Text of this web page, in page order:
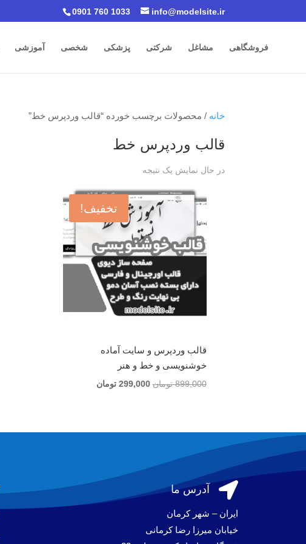
0901 760 1033 info@modelsite.ir
فروشگاهی مشاغل شرکتی پزشکی شخصی آموزشی
خانه / محصولات برچسب خورده “قالب وردپرس خط”
قالب وردپرس خط
در حال نمایش یک نتیجه
تخفیف!
قالب وردپرس و سایت آماده
خوشنویسی و خط و هنر
899,000 تومان قیمت
299,000 تومان
 آدرس ما
ایران – شهر کرمان
خیابان میرزا رضا کرمانی